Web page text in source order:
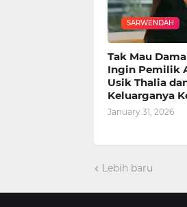
SARWENDAH
Tak Mau
Ingin Pemilik
Usik Thalia
Keluarganya
January 31, 2026
Lebih baru